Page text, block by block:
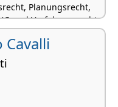
Planungsrecht,
und Verfahrensrecht,
Cavalli